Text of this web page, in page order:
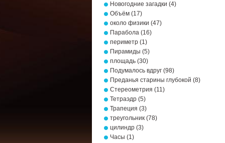
Новогодние загадки (4)
Объём (17)
около физики (47)
Парабола (16)
периметр (1)
Пирамиды (5)
площадь (30)
Подумалось вдруг (98)
Преданья старины глубокой (8)
Стереометрия (11)
Тетраэдр (5)
Трапеция (3)
треугольник (78)
цилиндр (3)
Часы (1)